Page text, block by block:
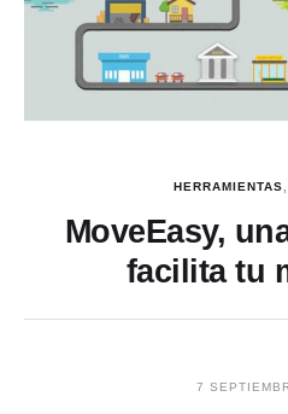
HERRAMIENTAS
MoveEasy,
facilita tu
7